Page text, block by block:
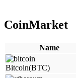
CoinMarket
Name
Bitcoin(BTC)